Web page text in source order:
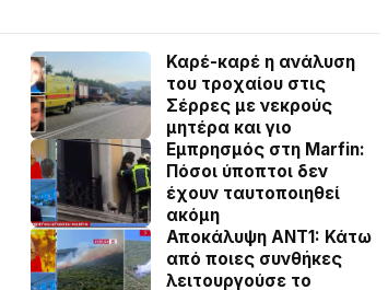
Καρέ-καρέ η ανάλυση
του τροχαίου στις
Σέρρες με νεκρούς
μητέρα και γιο
Εμπρησμός στη Marfin:
Πόσοι ύποπτοι δεν
έχουν ταυτοποιηθεί
ακόμη
Αποκάλυψη ΑΝΤ1: Κάτω
από ποιες συνθήκες
λειτουργούσε το